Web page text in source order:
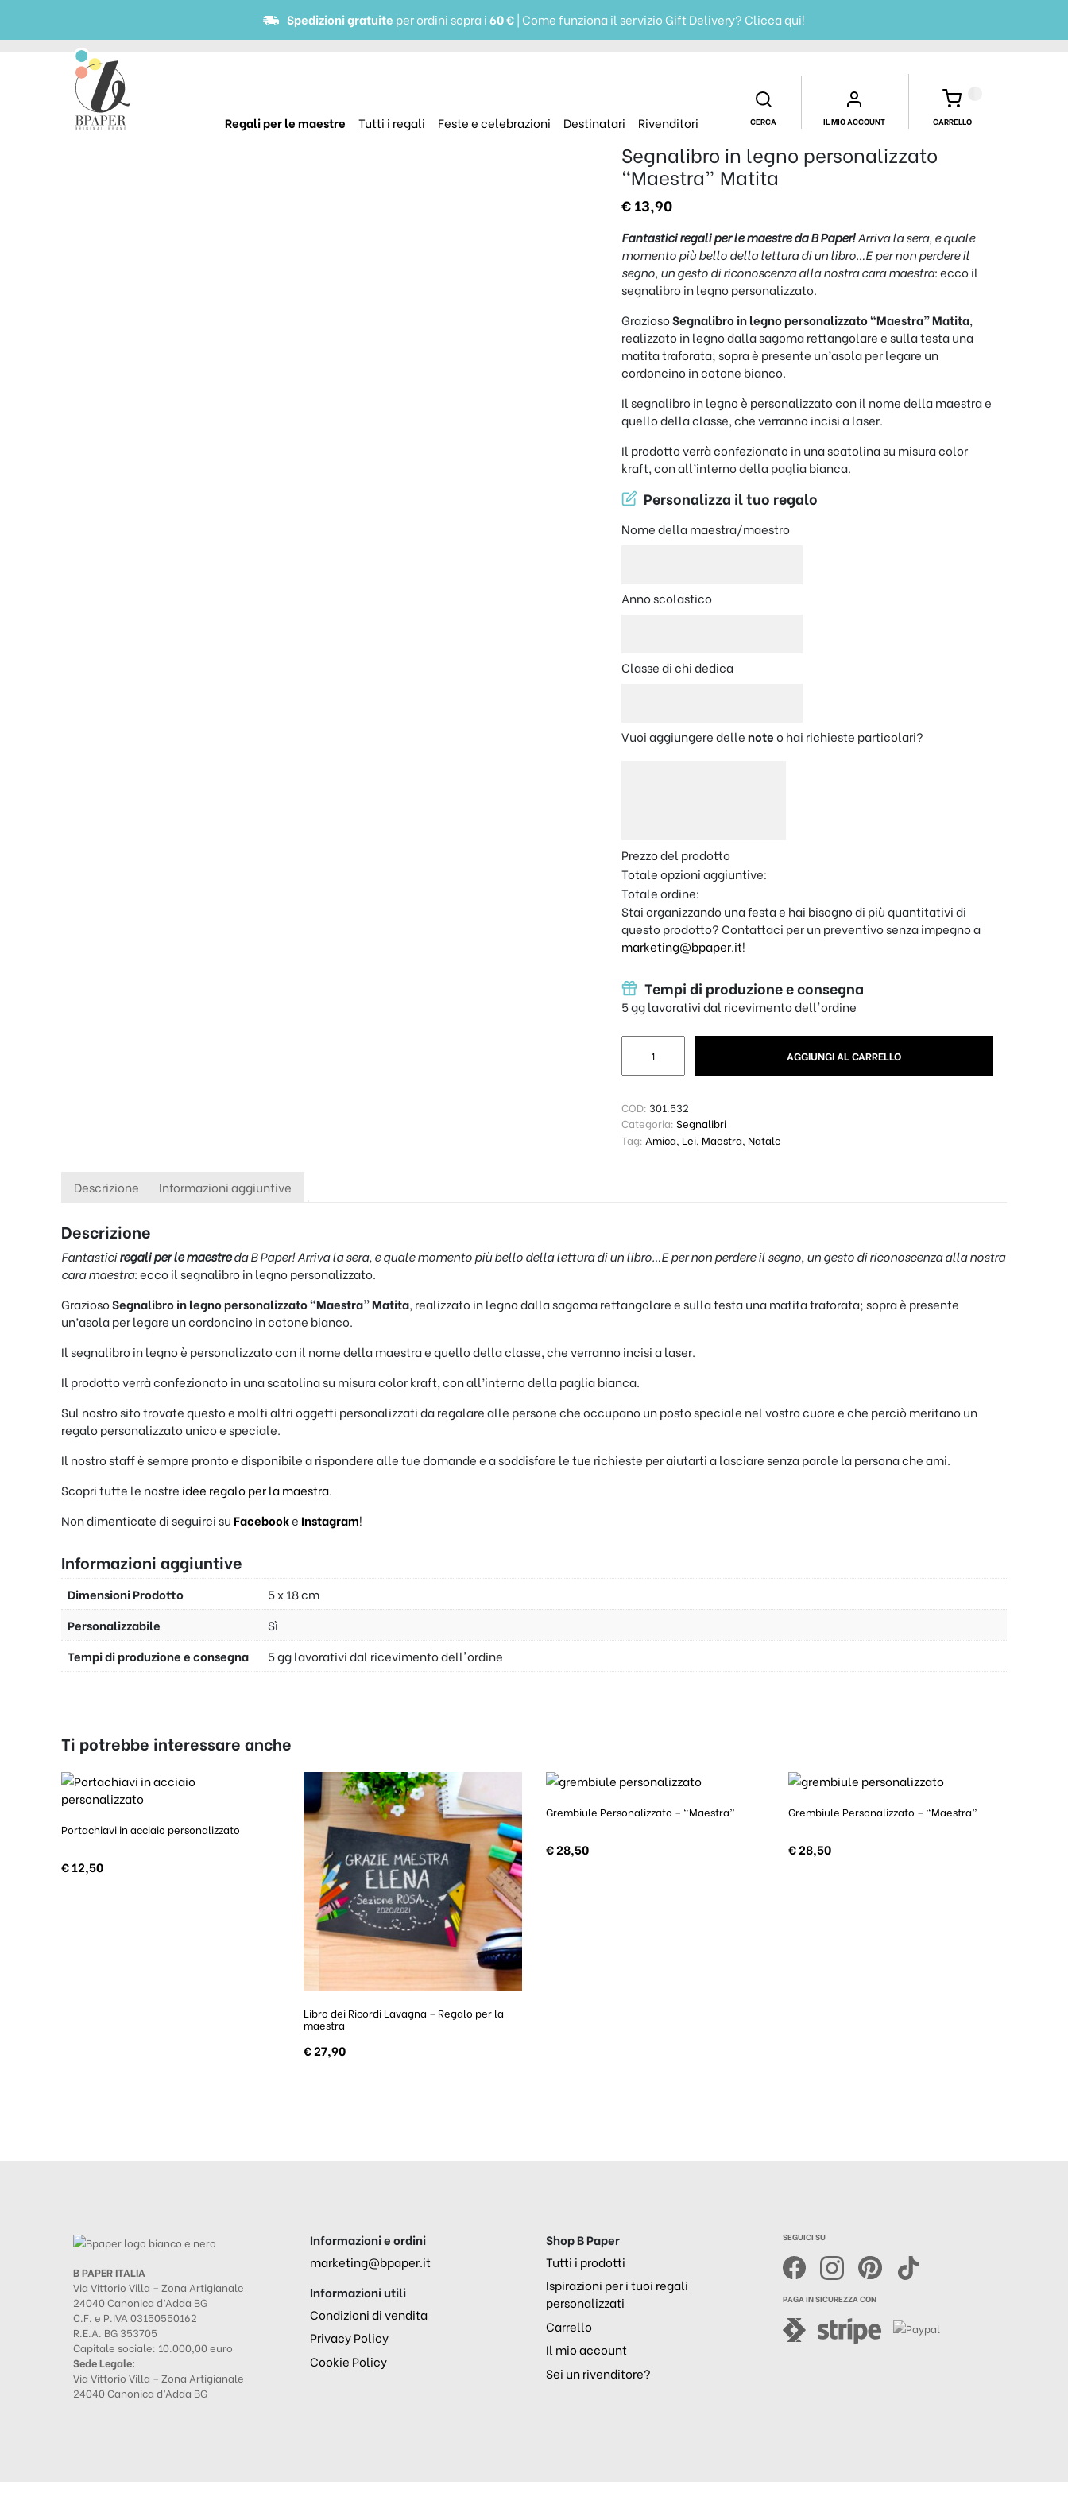
Spedizioni gratuite per ordini sopra i60 €| Come funziona il servizio Gift Delivery? Clicca qui!
Regali per le maestre Tutti i regali Feste e celebrazioni Destinatari Rivenditori CERCA IL MIO ACCOUNT CARRELLO
Segnalibro in legno personalizzato
“Maestra” Matita
€13,90
Fantastici regali per le maestre da B Paper!Arriva la sera, e quale
momento più bello della lettura di un libro…E per non perdere il
segno, un gesto di riconoscenza alla nostra cara maestra:ecco il
segnalibro in legno personalizzato.
GraziosoSegnalibro in legno personalizzato “Maestra” Matita,
realizzato in legno dalla sagoma rettangolare e sulla testa una
matita traforata; sopra è presente un’asola per legare un
cordoncino in cotone bianco.
Il segnalibro in legno è personalizzato con il nome della maestra e
quello della classe, che verranno incisi a laser.
Il prodotto verrà confezionato in una scatolina su misura color
kraft, con all’interno della paglia bianca.
Personalizza il tuo regalo
Nome della maestra/maestro
Anno scolastico
Classe di chi dedica
Vuoi aggiungere dellenoteo hai richieste particolari?
Prezzo del prodotto
Totale opzioni aggiuntive:
Totale ordine:
Stai organizzando una festa e hai bisogno di più quantitativi di
questo prodotto? Contattaci per un preventivo senza impegno a
marketing@bpaper.it!
Tempi di produzione e consegna
5 gg lavorativi dal ricevimento dell'ordine
AGGIUNGI AL CARRELLO
COD: 301.532
Categoria: Segnalibri
Tag: Amica Lei Maestra Natale
Descrizione Informazioni aggiuntive
Descrizione
Fantasticiregali per le maestreda B Paper! Arriva la sera, e quale momento più bello della lettura di un libro…E per non perdere il segno, un gesto di riconoscenza alla nostra
cara maestra:ecco il segnalibro in legno personalizzato.
GraziosoSegnalibro in legno personalizzato “Maestra” Matita, realizzato in legno dalla sagoma rettangolare e sulla testa una matita traforata; sopra è presente
un’asola per legare un cordoncino in cotone bianco.
Il segnalibro in legno è personalizzato con il nome della maestra e quello della classe, che verranno incisi a laser.
Il prodotto verrà confezionato in una scatolina su misura color kraft, con all’interno della paglia bianca.
Sul nostro sito trovate questo e molti altri oggetti personalizzati da regalare alle persone che occupano un posto speciale nel vostro cuore e che perciò meritano un
regalo personalizzato unico e speciale.
Il nostro staff è sempre pronto e disponibile a rispondere alle tue domande e a soddisfare le tue richieste per aiutarti a lasciare senza parole la persona che ami.
Scopri tutte le nostre idee regalo per la maestra.
Non dimenticate di seguirci suFacebooke Instagram!
Informazioni aggiuntive
Dimensioni Prodotto
5 x 18 cm
Personalizzabile
Sì
Tempi di produzione e consegna
5 gg lavorativi dal ricevimento dell'ordine
Ti potrebbe interessare anche
Portachiavi in acciaio personalizzato
€12,50
Libro dei Ricordi Lavagna – Regalo per la
maestra
€27,90
Grembiule Personalizzato – “Maestra”
€28,50
Grembiule Personalizzato – “Maestra”
€28,50
B PAPER ITALIA
Via Vittorio Villa – Zona Artigianale
24040 Canonica d’Adda BG
C.F. e P.IVA 03150550162
R.E.A. BG 353705
Capitale sociale: 10.000,00 euro
Sede Legale:
Via Vittorio Villa – Zona Artigianale
24040 Canonica d’Adda BG
Informazioni e ordini
marketing@bpaper.it
Informazioni utili
Condizioni di vendita
Privacy Policy
Cookie Policy
Shop B Paper
Tutti i prodotti
Ispirazioni per i tuoi regali
personalizzati
Carrello
Il mio account
Sei un rivenditore?
SEGUICI SU
PAGA IN SICUREZZA CON